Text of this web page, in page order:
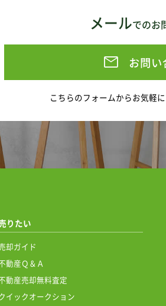
メールでのお
お問い
こちらのフォームからお気軽
りたい
却ガイド
動産Ｑ＆Ａ
動産売却無料査定
イックオークション